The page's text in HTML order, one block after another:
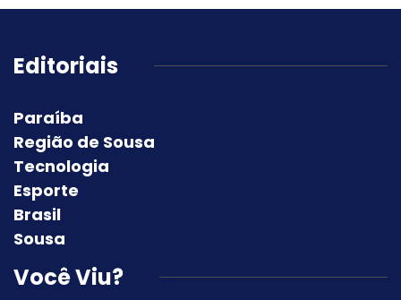
Editoriais
Paraíba
Região de Sousa
Tecnologia
Esporte
Brasil
Sousa
Você Viu?